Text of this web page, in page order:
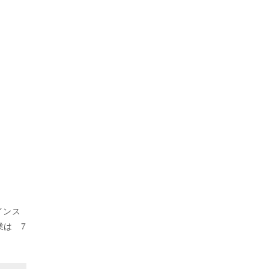
ス
は 7